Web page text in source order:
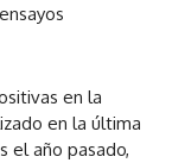
en la
en la última
el año pasado,